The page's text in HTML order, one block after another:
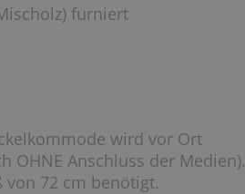
furniert
wird vor Ort
OHNE Anschluss der Medien).
72 cm benötigt.